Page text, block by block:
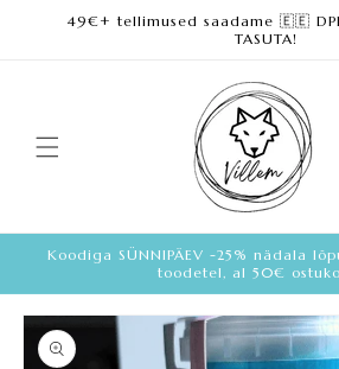
Loe lisa
49€+ tellimused saadame 🇪🇪
TASUTA!
Koodiga SÜNNIPÄEV -25% nädala
toodetel, al 50€
Loe
toote
kohta